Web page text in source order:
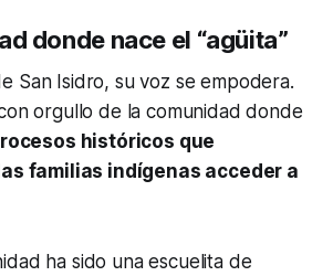
donde nace el “agüita”
San Isidro, su voz se empodera.
orgullo de la comunidad donde
históricos que
familias indígenas acceder a
ha sido una escuelita de